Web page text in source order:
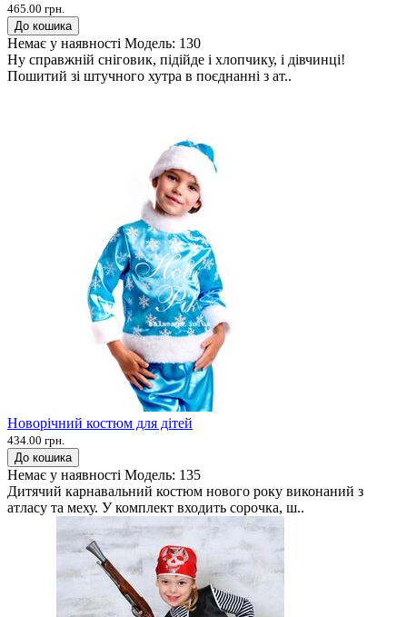
465.00 грн.
До кошика
Немає у наявності Модель: 130
Ну справжній сніговик, підійде і хлопчику, і дівчинці!
Пошитий зі штучного хутра в поєднанні з ат..
Новорічний костюм для дітей
434.00 грн.
До кошика
Немає у наявності Модель: 135
Дитячий карнавальний костюм нового року виконаний з
атласу та меху. У комплект входить сорочка, ш..